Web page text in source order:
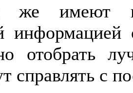
же имеют
информацией
отобрать
справлять с